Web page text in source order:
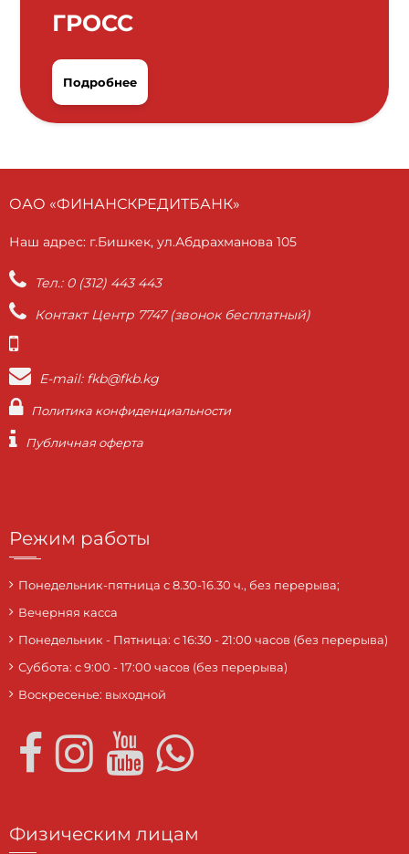
ГРОСС
Подробнее
ОАО «ФИНАНСКРЕДИТБАНК»
Наш адрес: г.Бишкек, ул.Абдрахманова 105
Тел.: 0 (312) 443 443
Контакт Центр 7747 (звонок бесплатный)
E-mail: fkb@fkb.kg
Политика конфиденциальности
Публичная оферта
Режим работы
Понедельник-пятница с 8.30-16.30 ч., без перерыва;
Вечерняя касса
Понедельник - Пятница: с 16:30 - 21:00 часов (без перерыва)
Суббота: c 9:00 - 17:00 часов (без перерыва)
Воскресенье: выходной
Физическим лицам